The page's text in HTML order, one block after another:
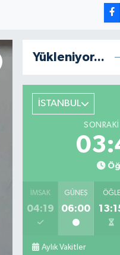
Yükleniyor...
İSTANBUL
İMSAK
04:19
GÜNEŞ
06:00
ÖĞLE
Aylık Vakitler